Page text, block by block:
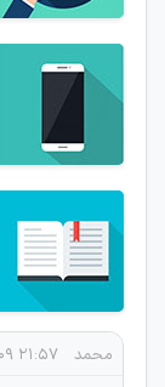
محمد ۲۱:۵۷ ۱۴۰۵/۰۱/۰۹